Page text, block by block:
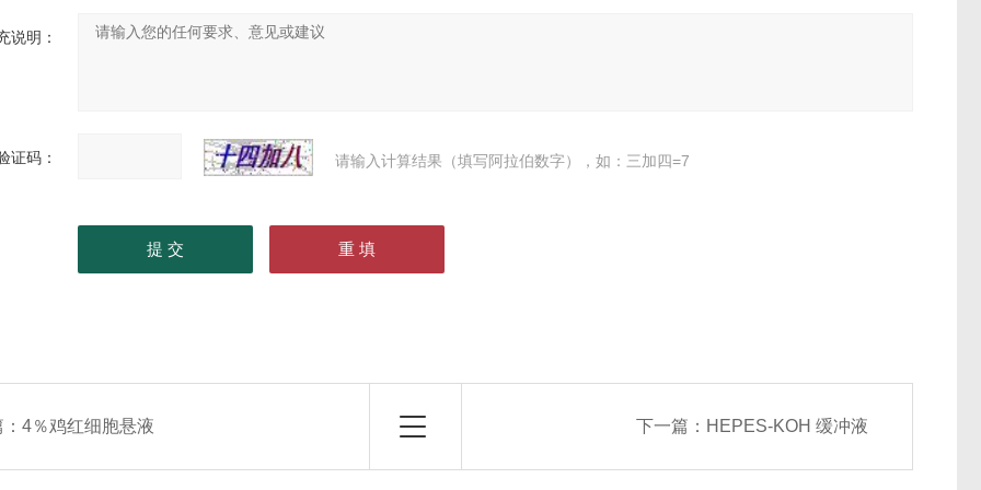
说明：
证码： 请输入计算结果（填写阿拉伯数字），如：三加四=7
：4％鸡红细胞悬液 下一篇： HEPES-KOH 缓冲液